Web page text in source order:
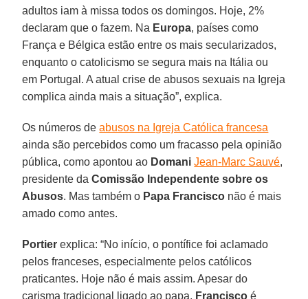
adultos iam à missa todos os domingos. Hoje, 2%
declaram que o fazem. Na Europa, países como
França e Bélgica estão entre os mais secularizados,
enquanto o catolicismo se segura mais na Itália ou
em Portugal. A atual crise de abusos sexuais na Igreja
complica ainda mais a situação”, explica.
Os números deabusos na Igreja Católica francesa
ainda são percebidos como um fracasso pela opinião
pública, como apontou ao Domani Jean-Marc Sauvé,
presidente daComissão Independente sobre os
Abusos. Mas também o Papa Francisco não é mais
amado como antes.
Portier explica: “No início, o pontífice foi aclamado
pelos franceses, especialmente pelos católicos
praticantes. Hoje não é mais assim. Apesar do
carisma tradicional ligado ao papa, Francisco é